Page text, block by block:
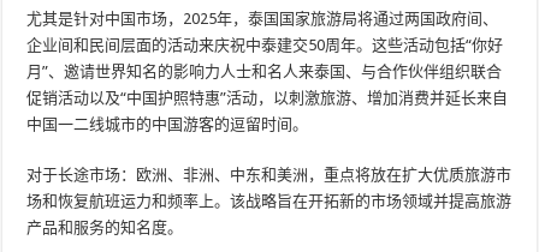
尤其是针对中国市场，2025年，泰国国家旅游局将通过两国政府间、
企业间和民间层面的活动来庆祝中泰建交50周年。这些活动包括“你好
月”、邀请世界知名的影响力人士和名人来泰国、与合作伙伴组织联合
促销活动以及“中国护照特惠”活动，以刺激旅游、增加消费并延长来自
中国一二线城市的中国游客的逗留时间。
对于长途市场：欧洲、非洲、中东和美洲，重点将放在扩大优质旅游市
场和恢复航班运力和频率上。该战略旨在开拓新的市场领域并提高旅游
产品和服务的知名度。